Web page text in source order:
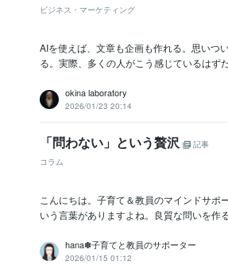
ビジネス・マーケティング
AIを使えば、文章も企画も作れる。思いつ
る。実際、多くの人がこう感じているはず
okina laboratory
2026/01/23 20:14
「問わない」という贅沢
記事
コラム
こんにちは。子育て＆教員のマインドサ
いう言葉がありますよね。良質な問いを作
hana✽子育てと教員のサポーター
2026/01/15 01:12